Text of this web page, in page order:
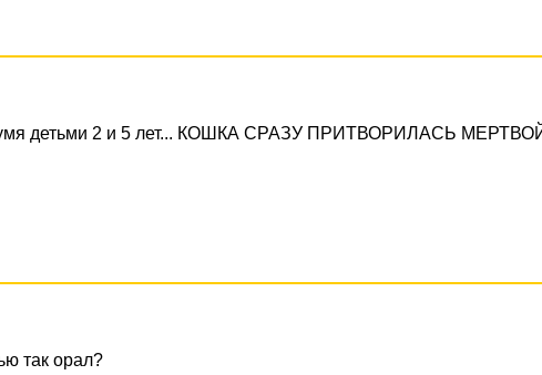
детьми 2 и 5 лет... КОШКА СРАЗУ ПРИТВОРИЛАСЬ
так орал?